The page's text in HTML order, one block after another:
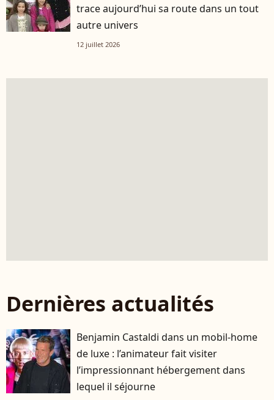
trace aujourd’hui sa route dans un tout
autre univers
12 juillet 2026
Dernières actualités
Benjamin Castaldi dans un mobil-home
de luxe : l’animateur fait visiter
l’impressionnant hébergement dans
lequel il séjourne